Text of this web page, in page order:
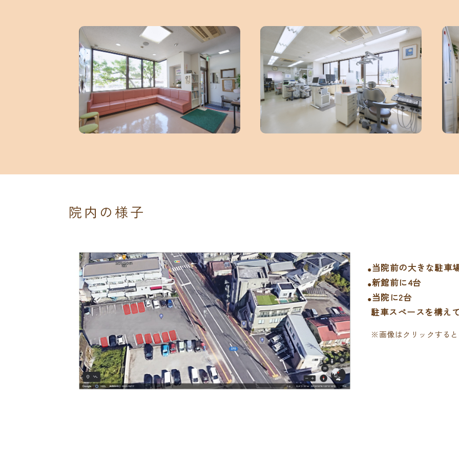
院内の様子
当院前の大きな駐車
新館前に4台
当院に2台
駐車スペースを構え
※画像はクリックする